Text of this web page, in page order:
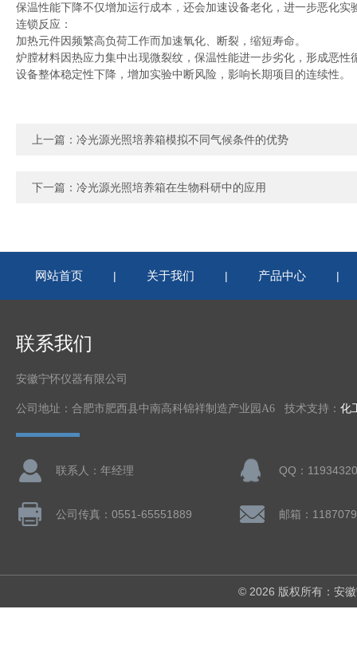
保温性能下降不仅增加运行成本，还会加速设备老化，进一步恶化实
‌连锁反应‌：
加热元件因频繁高负荷工作而加速氧化、断裂，缩短寿命。
炉膛材料因热应力集中出现微裂纹，保温性能进一步劣化，形成恶性
设备整体稳定性下降，增加实验中断风险，影响长期项目的连续性。
上一篇： 冷光源光照培养箱模拟不同气候条件的优势
下一篇： 冷光源光照培养箱在生物科研中的应用
网站首页 | 关于我们 | 产品中心 |
联系我们
安徽宁怀仪器有限公司
公司地址：合肥市肥西县中南高科锦祥制造产业园A6 技术支持： 化
联系人：年经理 QQ：
公司传真：0551-65551889 邮箱：
© 2026 版权所有：安